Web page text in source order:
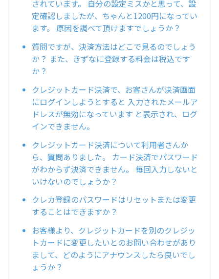
されています。 自分の設定ミスかと思って、設
定確認しましたが、ちゃんと1200円になってい
ます。 原因を調べて頂けますでしょうか？
質問ですが、決済方法はどこで見るのでしょう
か？ また、きずなに登録する料金は税込です
か？
クレジットカード決済で、お客さんが決済画面
にログインしようとすると 入力されたメールア
ドレスが無効になっています と表示され、ログ
インできません。
クレジットカード決済について利用者さんか
ら、質問ありました。 カード決済でパスワード
がわからず決済できません。 毎回入力しないと
いけないのでしょうか？
クレカ登録のパスワードはリセットまたは変更
することはできますか？
お客様より、クレジットカードを別のクレジッ
トカードに変更したいとのお問い合わせがあり
まして、どのようにアナウンスしたら良いでし
ょうか？